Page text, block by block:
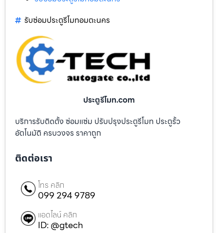
รับซ่อมประตูรีโมทอมตะนคร
ประตูรีโมท.com
บริการรับติดตั้ง ซ่อมแซ่ม ปรับปรุงประตูรีโมท ประตูรั้ว
อัตโนมัติ ครบวงจร ราคาถูก
ติดต่อเรา
โทร คลิก
099 294 9789
แอดไลน์ คลิก
ID: @gtech